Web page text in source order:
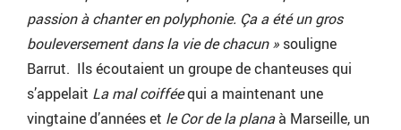
passion à chanter en polyphonie. Ça a été un gros
bouleversement dans la vie de chacun » souligne
Barrut. Ils écoutaient un groupe de chanteuses qui
s’appelait La mal coifféequi a maintenant une
vingtaine d’années et le Cor de la planaà Marseille, un